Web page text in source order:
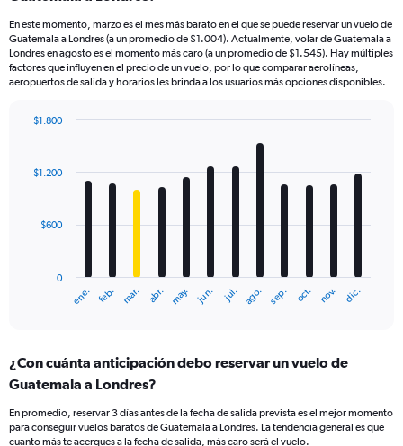
En este momento, marzo es el mes más barato en el que se puede reservar un vuelo de
Guatemala a Londres (a un promedio de $1.004). Actualmente, volar de Guatemala a
Londres en agosto es el momento más caro (a un promedio de $1.545). Hay múltiples
factores que influyen en el precio de un vuelo, por lo que comparar aerolíneas,
aeropuertos de salida y horarios les brinda a los usuarios más opciones disponibles.
with
12
The
Range:
12
The
chart
ene. feb. mar. abr. may. jun. jul. ago. sep. oct. nov. dic.
0
$600
$1.200
$1.800
¿Con cuánta anticipación debo reservar un vuelo de
Guatemala a Londres?
En promedio, reservar 3 días antes de la fecha de salida prevista es el mejor momento
para conseguir vuelos baratos de Guatemala a Londres. La tendencia general es que
cuanto más te acerques a la fecha de salida, más caro será el vuelo.